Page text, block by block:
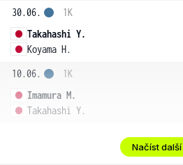
30.06.
Takahashi Y.
Koyama H.
1K
10.06.
Imamura M.
Takahashi Y.
1K
Načíst další